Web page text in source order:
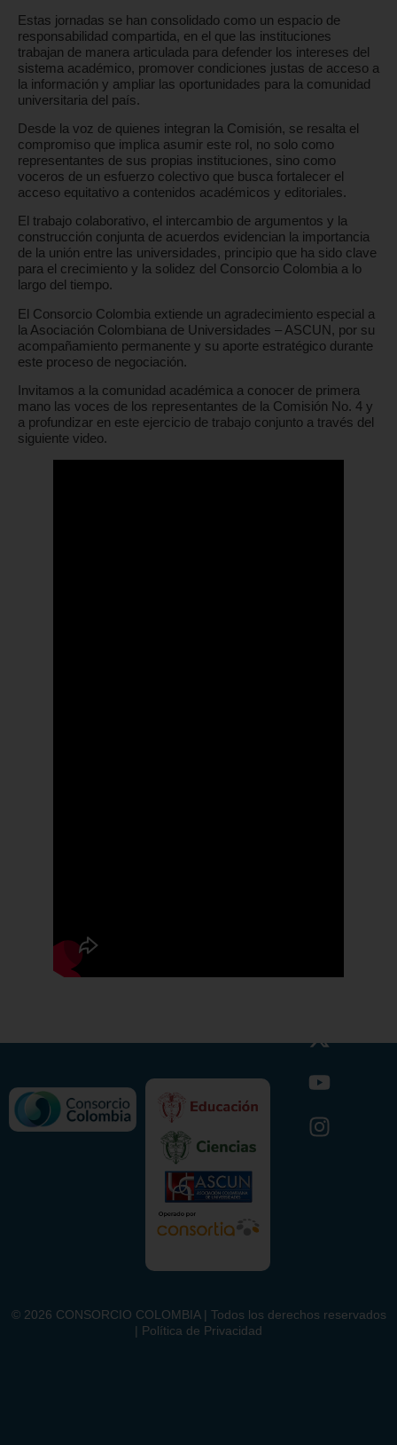
Estas jornadas se han consolidado como un espacio de
responsabilidad compartida, en el que las instituciones
trabajan de manera articulada para defender los intereses del
sistema académico, promover condiciones justas de acceso a
la información y ampliar las oportunidades para la comunidad
universitaria del país.
Desde la voz de quienes integran la Comisión, se resalta el
compromiso que implica asumir este rol, no solo como
representantes de sus propias instituciones, sino como
voceros de un esfuerzo colectivo que busca fortalecer el
acceso equitativo a contenidos académicos y editoriales.
El trabajo colaborativo, el intercambio de argumentos y la
construcción conjunta de acuerdos evidencian la importancia
de la unión entre las universidades, principio que ha sido clave
para el crecimiento y la solidez del Consorcio Colombia a lo
largo del tiempo.
El Consorcio Colombia extiende un agradecimiento especial a
la Asociación Colombiana de Universidades – ASCUN, por su
acompañamiento permanente y su aporte estratégico durante
este proceso de negociación.
Invitamos a la comunidad académica a conocer de primera
mano las voces de los representantes de la Comisión No. 4 y
a profundizar en este ejercicio de trabajo conjunto a través del
siguiente video.
© 2026 CONSORCIO COLOMBIA | Todos los derechos reservados
| Política de Privacidad